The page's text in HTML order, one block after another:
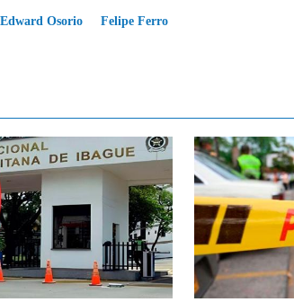
Osorio Felipe Ferro
Contenido